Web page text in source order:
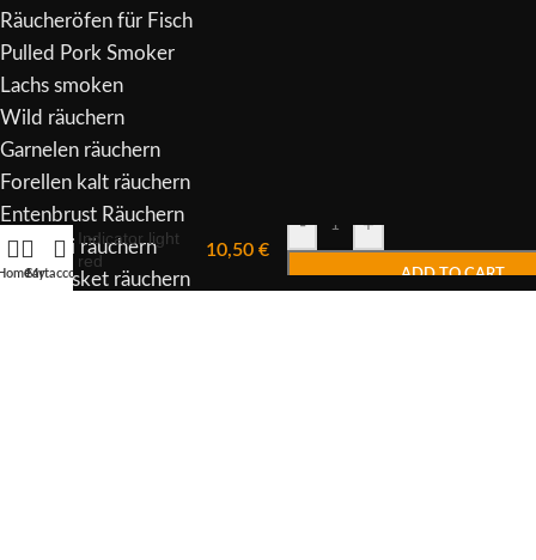
Räucheröfen für Fisch
Pulled Pork Smoker
Lachs smoken
Wild räuchern
Garnelen räuchern
Forellen kalt räuchern
Entenbrust Räuchern
Pastrami räuchern
Beef Brisket räuchern
Cart
My account
Indicator light
red
10,50€
- +
ADD TO CART